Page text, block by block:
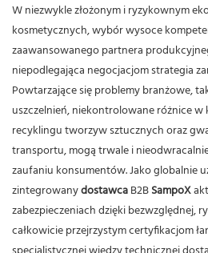
W niezwykle złożonym i ryzykownym
kosmetycznych, wybór wysoce
zaawansowanego partnera
niepodlegająca negocjacjom strategia
Powtarzające się problemy branżowe,
uszczelnień, niekontrolowane różnice w
recyklingu tworzyw sztucznych oraz
transportu, mogą trwale i
zaufaniu konsumentów.Jako globalnie
zintegrowanydostawcaB2BSampoX
zabezpieczeniach dzięki bezwzględnej,
całkowicie przejrzystym certyfikacjom